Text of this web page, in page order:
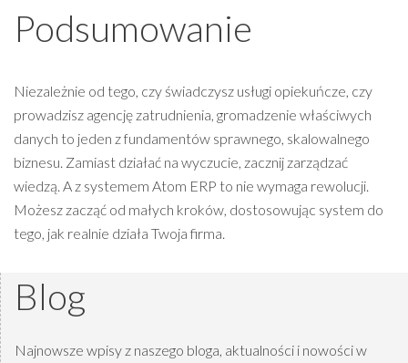
Podsumowanie
Niezależnie od tego, czy świadczysz usługi opiekuńcze, czy
prowadzisz agencję zatrudnienia, gromadzenie właściwych
danych to jeden z fundamentów sprawnego, skalowalnego
biznesu. Zamiast działać na wyczucie, zacznij zarządzać
wiedzą. A z systemem Atom ERP to nie wymaga rewolucji.
Możesz zacząć od małych kroków, dostosowując system do
tego, jak realnie działa Twoja firma.
Blog
Najnowsze wpisy z naszego bloga, aktualności i nowości w